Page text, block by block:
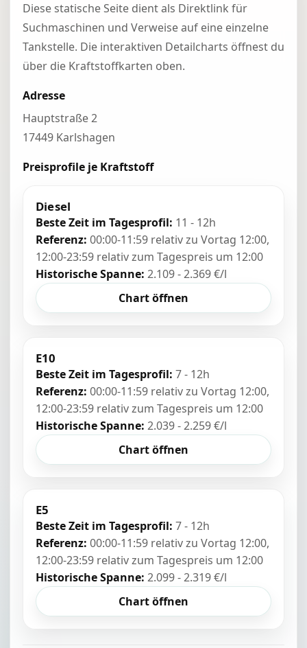
Diese statische Seite dient als Direktlink für
Suchmaschinen und Verweise auf eine einzelne
Tankstelle. Die interaktiven Detailcharts öffnest du
über die Kraftstoffkarten oben.
Adresse
Hauptstraße 2
17449 Karlshagen
Preisprofile je Kraftstoff
Diesel
Beste Zeit im Tagesprofil: 11 - 12h
Referenz: 00:00-11:59 relativ zu Vortag 12:00,
12:00-23:59 relativ zum Tagespreis um 12:00
Historische Spanne: 2.109 - 2.369 €/l
Chart öffnen
E10
Beste Zeit im Tagesprofil: 7 - 12h
Referenz: 00:00-11:59 relativ zu Vortag 12:00,
12:00-23:59 relativ zum Tagespreis um 12:00
Historische Spanne: 2.039 - 2.259 €/l
Chart öffnen
E5
Beste Zeit im Tagesprofil: 7 - 12h
Referenz: 00:00-11:59 relativ zu Vortag 12:00,
12:00-23:59 relativ zum Tagespreis um 12:00
Historische Spanne: 2.099 - 2.319 €/l
Chart öffnen